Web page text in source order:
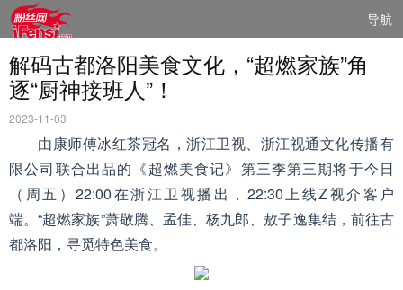
导航
解码古都洛阳美食文化，“超燃家族”角
逐“厨神接班人”！
2023-11-03
由康师傅冰红茶冠名，浙江卫视、浙江视通文化传播有
限公司联合出品的《超燃美食记》第三季第三期将于今日
（周五）22:00在浙江卫视播出，22:30上线Z视介客户
端。“超燃家族”萧敬腾、孟佳、杨九郎、敖子逸集结，前往古
都洛阳，寻觅特色美食。